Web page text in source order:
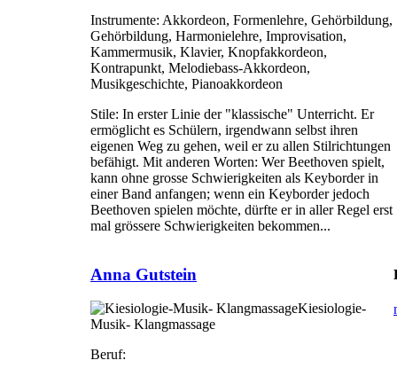
Instrumente: Akkordeon, Formenlehre, Gehörbildung,
Gehörbildung, Harmonielehre, Improvisation,
Kammermusik, Klavier, Knopfakkordeon,
Kontrapunkt, Melodiebass-Akkordeon,
Musikgeschichte, Pianoakkordeon
Stile: In erster Linie der "klassische" Unterricht. Er
ermöglicht es Schülern, irgendwann selbst ihren
eigenen Weg zu gehen, weil er zu allen Stilrichtungen
befähigt. Mit anderen Worten: Wer Beethoven spielt,
kann ohne grosse Schwierigkeiten als Keyborder in
einer Band anfangen; wenn ein Keyborder jedoch
Beethoven spielen möchte, dürfte er in aller Regel erst
mal grössere Schwierigkeiten bekommen...
Anna Gutstein
Kiesiologie-
Musik- Klangmassage
Beruf: